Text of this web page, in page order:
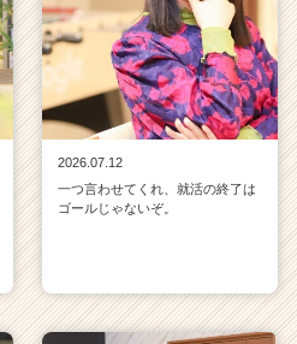
2026.07.12
一つ言わせてくれ、就活の終了は
ゴールじゃないぞ。